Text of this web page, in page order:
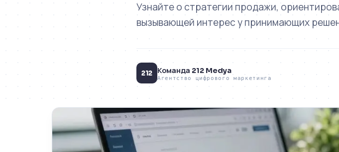
Узнайте о стратегии продажи,
вызывающей интерес у принимающих
212 Команда 212 Medya
Агентство цифрового маркетинга